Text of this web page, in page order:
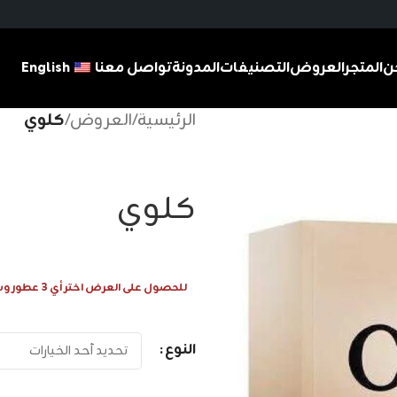
المتجرالعروضالتصنيفاتالمدونةتواصل معنا English
الرئيسية/العروض/كلوي
كلوي
للحصول على العرض اختر أي 3 عطور وسيتم احتساب 1 عطر مجانا
النوع